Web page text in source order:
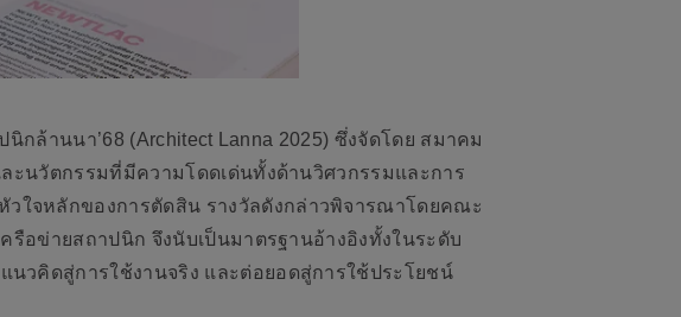
กล้านนา’68 (Architect Lanna 2025) ซึ่งจัดโดย สมาคม
ะนวัตกรรมที่มีความโดดเด่นทั้งด้านวิศวกรรมและการ
ใจหลักของการตัดสิน รางวัลดังกล่าวพิจารณาโดยคณะ
อข่ายสถาปนิก จึงนับเป็นมาตรฐานอ้างอิงทั้งในระดับ
วคิดสู่การใช้งานจริง และต่อยอดสู่การใช้ประโยชน์